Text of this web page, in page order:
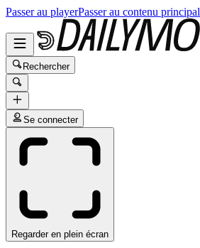
Passer au playerPasser au contenu principal
Rechercher
Se connecter
Regarder en plein écran